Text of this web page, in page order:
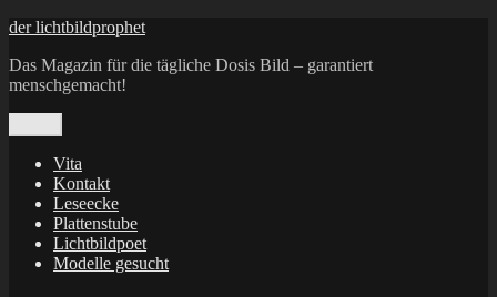
Zum
springen
der lichtbildprophet
Das Magazin für die tägliche Dosis Bild – garantiert
menschgemacht!
Vita
Kontakt
Leseecke
Plattenstube
Lichtbildpoet
Modelle gesucht